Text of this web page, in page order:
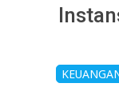
2026-
01-